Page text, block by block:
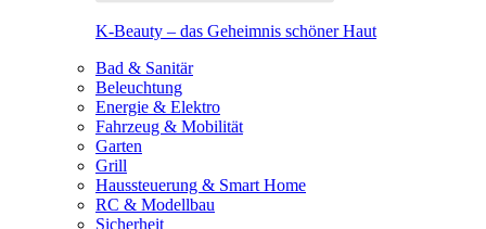
K-Beauty – das Geheimnis schöner Haut
Bad & Sanitär
Beleuchtung
Energie & Elektro
Fahrzeug & Mobilität
Garten
Grill
Haussteuerung & Smart Home
RC & Modellbau
Sicherheit